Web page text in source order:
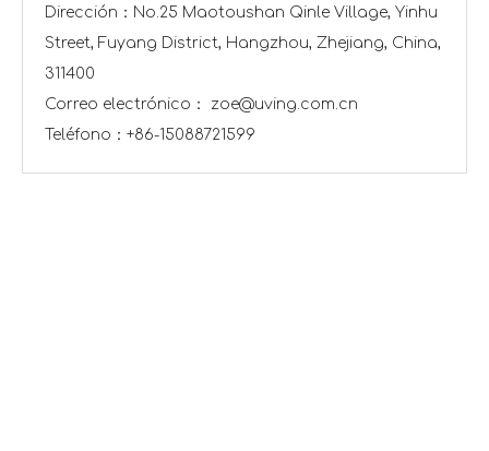
Dirección：No.25 Maotoushan Qinle Village, Yinhu
Street, Fuyang District, Hangzhou, Zhejiang, China,
311400
Correo electrónico： zoe@uving.com.cn
Teléfono：+86-15088721599